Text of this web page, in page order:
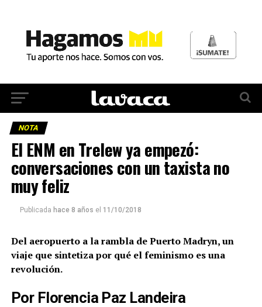
NOTA
El ENM en Trelew ya empezó:
conversaciones con un taxista no
muy feliz
Publicada hace 8 años el 11/10/2018
Del aeropuerto a la rambla de Puerto Madryn, un
viaje que sintetiza por qué el feminismo es una
revolución.
Por Florencia Paz Landeira